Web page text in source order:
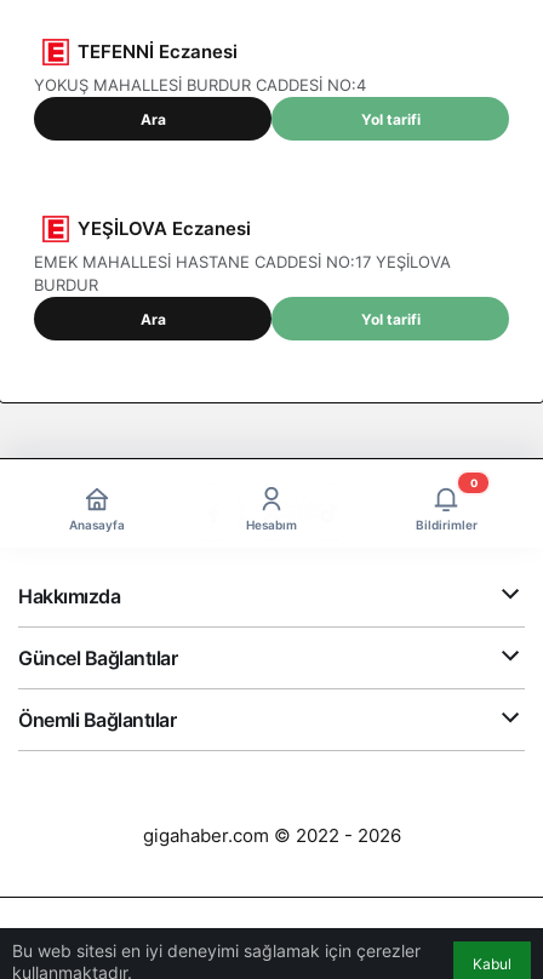
TEFENNİ Eczanesi
YOKUŞ MAHALLESİ BURDUR CADDESİ NO:4
Ara Yol tarifi
YEŞİLOVA Eczanesi
EMEK MAHALLESİ HASTANE CADDESİ NO:17 YEŞİLOVA
BURDUR
Ara Yol tarifi
Bu web sitesi en iyi deneyimi sağlamak için çerezler
kullanmaktadır.
Kabul
Anasayfa Hesabım Bildirimler
0
Hakkımızda
Güncel Bağlantılar
Önemli Bağlantılar
gigahaber.com © 2022 - 2026